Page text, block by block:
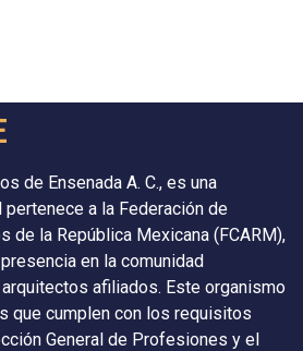
de Ensenada A. C., es una
a la Federación de
de la República Mexicana (FCARM),
en la comunidad
afiliados. Este organismo
que cumplen con los requisitos
General de Profesiones y el